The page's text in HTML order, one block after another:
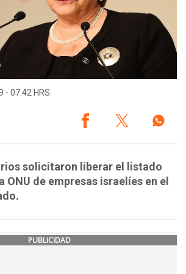
- 07:42 HRS.
solicitaron liberar el listado
ONU de empresas israelíes en el
PUBLICIDAD